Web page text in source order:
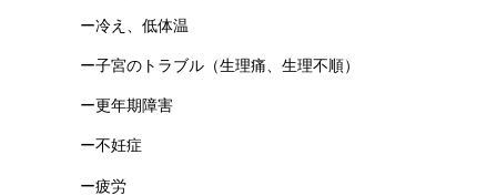
ー冷え、低体温
ー子宮のトラブル（生理痛、生理不順）
ー更年期障害
ー不妊症
ー疲労